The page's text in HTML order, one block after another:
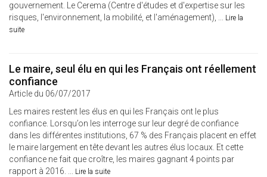
gouvernement. Le Cerema (Centre d'études et d'expertise sur les
risques, l'environnement, la mobilité, et l'aménagement), ... Lire la
suite
Le maire, seul élu en qui les Français ont réellement
confiance
Article du 06/07/2017
Les maires restent les élus en qui les Français ont le plus
confiance. Lorsqu’on les interroge sur leur degré de confiance
dans les différentes institutions, 67 % des Français placent en effet
le maire largement en tête devant les autres élus locaux. Et cette
confiance ne fait que croître, les maires gagnant 4 points par
rapport à 2016. ... Lire la suite